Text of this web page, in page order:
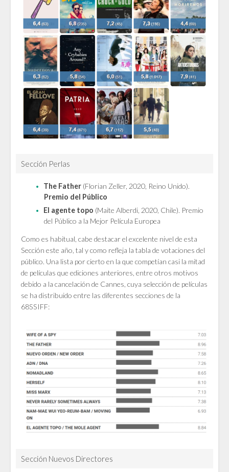
Sección Perlas
The Father (Florian Zeller, 2020, Reino Unido).
Premio del Público
El agente topo (Maite Alberdi, 2020, Chile). Premio
del Público a la Mejor Película Europea
Como es habitual, cabe destacar el excelente nivel de esta
Sección este año, tal y como refleja la tabla de votaciones del
público. Una lista por cierto en la que competían casi la mitad
de películas que ediciones anteriores, entre otros motivos
debido a la cancelación de Cannes, cuya selección de películas
se ha distribuido entre las diferentes secciones de la
68SSIFF:
Sección Nuevos Directores